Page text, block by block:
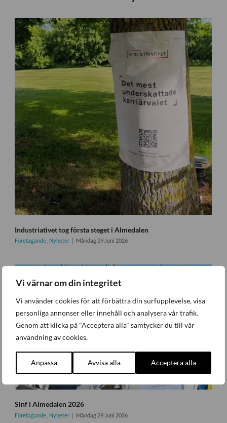
Vi värnar om din integritet
Vi använder cookies för att förbättra din surfupplevelse, visa
personliga annonser eller innehåll och analysera vår trafik.
Genom att klicka på "Acceptera alla" samtycker du till vår
användning av cookies.
Anpassa Avvisa alla Acceptera alla
Industriativet tog första steget i Almedalen
Företagande Nyheter Måndag 29 Juni 2026
Sinf i Almedalen 2026
Företagande Nyheter Måndag 29 Juni 2026